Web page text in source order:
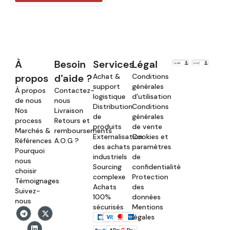
À
propos
À propos
de nous
Nos
process
Marchés &
Références
Pourquoi
nous
choisir
Témoignages
Suivez-
nous
Besoin
d'aide ?
Contactez-
nous
Livraison
Retours et
remboursements
A.O.G ?
Services
Achat &
support
logistique
Distribution
de
produits
Externalisation
des achats
industriels
Sourcing
complexe
Achats
100%
sécurisés
Légal
Conditions
générales
d'utilisation
Conditions
générales
de vente
Cookies et
paramètres
de
confidentialité
Protection
des
données
Mentions
légales